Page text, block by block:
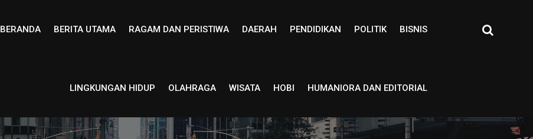
BERANDA BERITA UTAMA RAGAM DAN PERISTIWA DAERAH PENDIDIKAN POLITIK BISNIS
LINGKUNGAN HIDUP OLAHRAGA WISATA HOBI HUMANIORA DAN EDITORIAL